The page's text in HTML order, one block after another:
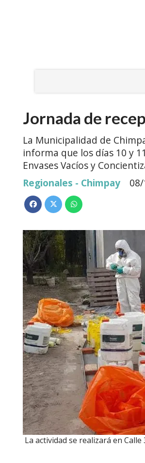
Jornada de
La Municipalidad de
informa que los días 10 y
Envases Vacíos y
Regionales - Chimpay
La actividad se realizará en